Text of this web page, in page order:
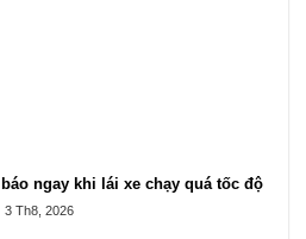
ngay khi lái xe chạy quá tốc độ
3 Th8, 2026